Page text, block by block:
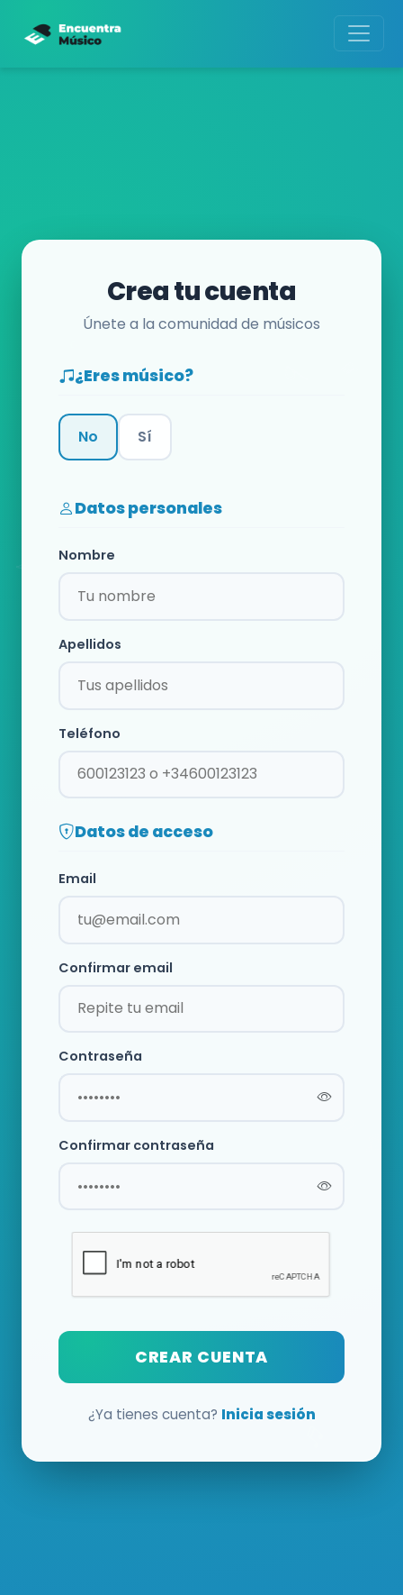
Crea tu cuenta
Únete a la comunidad de músicos
¿Eres músico?
No Sí
Datos personales
Nombre
Apellidos
Teléfono
Datos de acceso
Email
Confirmar email
Contraseña
Confirmar contraseña
CREAR CUENTA
¿Ya tienes cuenta? Inicia sesión